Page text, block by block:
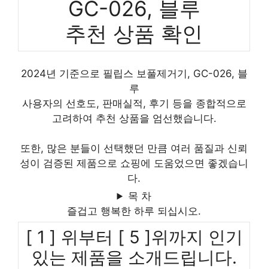
GC-026, 블루
추천 상품 확인
2024년 기준으로 필립스 보풀제거기, GC-026, 블
루
사용자의 선호도, 판매실적, 후기 등을 종합적으로
고려하여 추천 상품을 엄선했습니다.
또한, 많은 분들이 선택했던 만큼 여러 품질과 신뢰
성이 검증된 제품으로 쇼핑에 도움었으면 좋겠습니
다.
목 차
즐겁고 행복한 하루 되십시오.
[ 1 ] 위부터 [ 5 ]위까지 인기
있는 제품을 소개드립니다.